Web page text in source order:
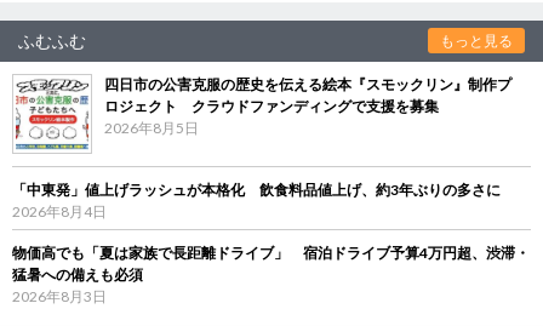
ふむふむ もっと見る
四日市の公害克服の歴史を伝える絵本『スモックリン』制作プ
ロジェクト クラウドファンディングで支援を募集
2026年8月5日
「中東発」値上げラッシュが本格化 飲食料品値上げ、約3年ぶりの多さに
2026年8月4日
物価高でも「夏は家族で長距離ドライブ」 宿泊ドライブ予算4万円超、渋滞・
猛暑への備えも必須
2026年8月3日